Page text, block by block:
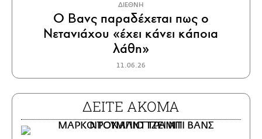
ΔΙΕΘΝΗ
Ο Βανς παραδέχεται πως ο
Νετανιάχου «έχει κάνει κάποια
λάθη»
11.06.26
ΔΕΙΤΕ ΑΚΟΜΑ